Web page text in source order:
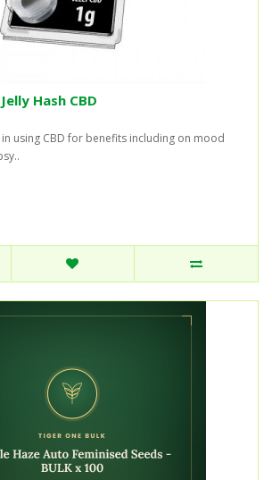
Hash CBD
in using CBD for benefits including on mood